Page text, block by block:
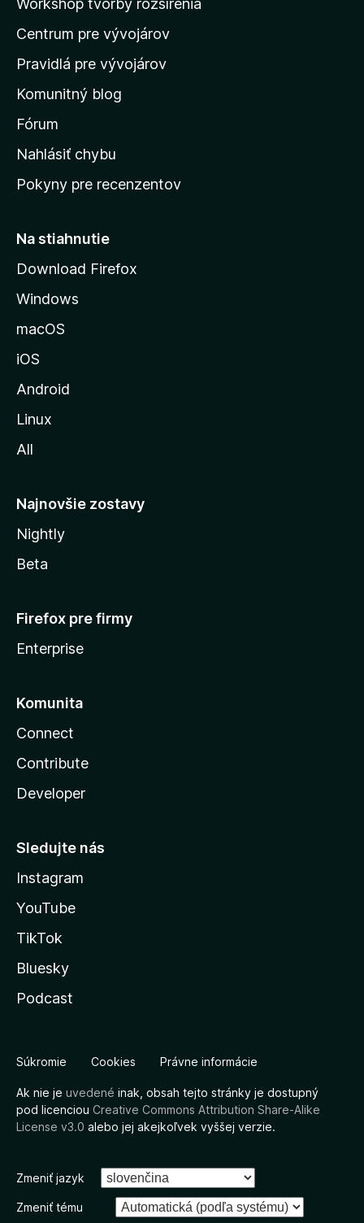
d
o
m
v
s
k
s
r
n
k
o
z
l
Workshop tvorby rozšírenia
Centrum pre vývojárov
Pravidlá pre vývojárov
Komunitný blog
Fórum
Nahlásiť chybu
Pokyny pre recenzentov
Na stiahnutie
Download Firefox
Windows
macOS
iOS
Android
Linux
All
Najnovšie zostavy
Nightly
Beta
Firefox pre firmy
Enterprise
Komunita
Connect
Contribute
Developer
Sledujte nás
Instagram
YouTube
TikTok
Bluesky
Podcast
Súkromie Cookies Právne informácie
Ak nie je uvedené inak, obsah tejto stránky je dostupný
pod licenciou Creative Commons Attribution Share-Alike
License v3.0 alebo jej akejkoľvek vyššej verzie.
Zmeniť jazyk
Zmeniť tému